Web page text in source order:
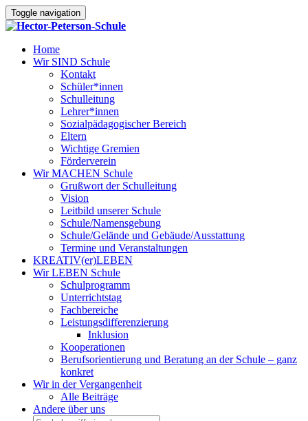
Toggle navigation
Home
Wir SIND Schule
Kontakt
Schüler*innen
Schulleitung
Lehrer*innen
Sozialpädagogischer Bereich
Eltern
Wichtige Gremien
Förderverein
Wir MACHEN Schule
Grußwort der Schulleitung
Vision
Leitbild unserer Schule
Schule/Namensgebung
Schule/Gelände und Gebäude/Ausstattung
Termine und Veranstaltungen
KREATIV(er)LEBEN
Wir LEBEN Schule
Schulprogramm
Unterrichtstag
Fachbereiche
Leistungsdifferenzierung
Inklusion
Kooperationen
Berufsorientierung und Beratung an der Schule – ganz
konkret
Wir in der Vergangenheit
Alle Beiträge
Andere über uns